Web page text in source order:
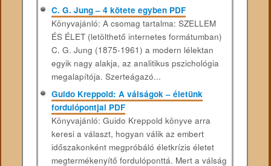
C. G. Jung – 4 kötete egyben PDF
Könyvajánló: A csomag tartalma: SZELLEM
ÉS ÉLET (letölthető internetes formátumban)
C. G. Jung (1875-1961) a modern lélektan
egyik nagy alakja, az analitikus pszichológia
megalapítója. Szerteágazó...
Guido Kreppold: A ​válságok – életünk
fordulópontjai PDF
Könyvajánló: Guido Kreppold könyve arra
keresi a választ, hogyan válik az embert
időszakonként megpróbáló életkrízis életet
megtermékenyítő fordulóponttá. Mert a válság